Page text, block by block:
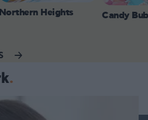
Northern Heights Candy